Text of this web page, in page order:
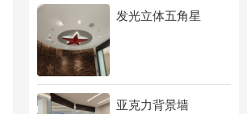
发光立体五角星
亚克力背景墙